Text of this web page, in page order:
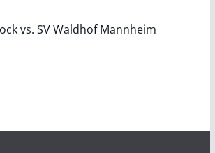
vs. SV Waldhof Mannheim